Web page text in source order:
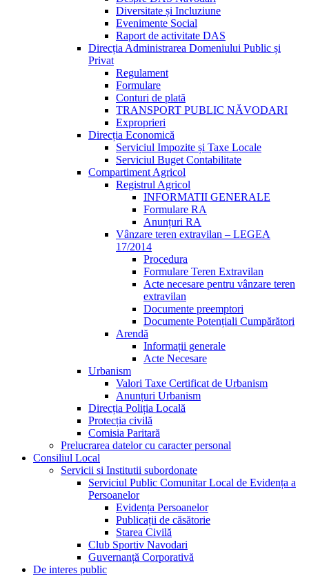
Diversitate și Incluziune
Evenimente Social
Raport de activitate DAS
Direcția Administrarea Domeniului Public și
Privat
Regulament
Formulare
Conturi de plată
TRANSPORT PUBLIC NĂVODARI
Exproprieri
Direcția Economică
Serviciul Impozite și Taxe Locale
Serviciul Buget Contabilitate
Compartiment Agricol
Registrul Agricol
INFORMATII GENERALE
Formulare RA
Anunțuri RA
Vânzare teren extravilan – LEGEA
17/2014
Procedura
Formulare Teren Extravilan
Acte necesare pentru vânzare teren
extravilan
Documente preemptori
Documente Potențiali Cumpărători
Arendă
Informații generale
Acte Necesare
Urbanism
Valori Taxe Certificat de Urbanism
Anunțuri Urbanism
Direcția Poliția Locală
Protecția civilă
Comisia Paritară
Prelucrarea datelor cu caracter personal
Consiliul Local
Servicii si Institutii subordonate
Serviciul Public Comunitar Local de Evidența a
Persoanelor
Evidența Persoanelor
Publicații de căsătorie
Starea Civilă
Club Sportiv Navodari
Guvernanță Corporativă
De interes public